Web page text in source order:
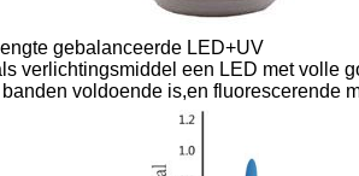
gebalanceerde LED+UV
verlichtingsmiddel een LED met volle
voldoende is,en fluorescerende